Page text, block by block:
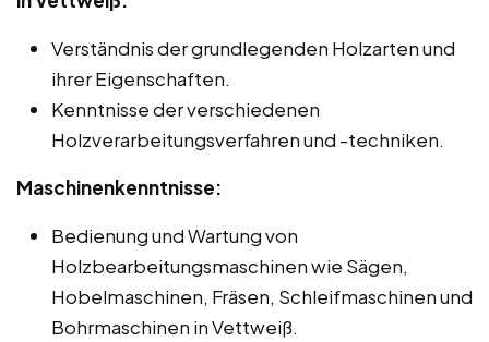
Verständnis der grundlegenden Holzarten und
ihrer Eigenschaften.
Kenntnisse der verschiedenen
Holzverarbeitungsverfahren und -techniken.
Maschinenkenntnisse:
Bedienung und Wartung von
Holzbearbeitungsmaschinen wie Sägen,
Hobelmaschinen, Fräsen, Schleifmaschinen und
Bohrmaschinen in Vettweiß.